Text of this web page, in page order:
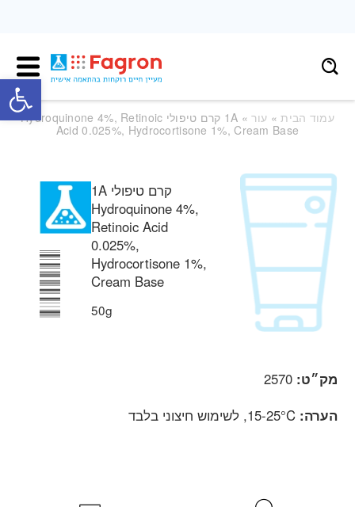
עמוד הבית» עור
» 1A קרם טיפולי Hydroquinone 4%, Retinoic
Acid 0.025%, Hydrocortisone 1%, Cream Base
1A קרם טיפולי
Hydroquinone 4%,
Retinoic Acid
0.025%,
Hydrocortisone 1%,
Cream Base
50g
מק״ט:2570
הערה:15-25°C, לשימוש חיצוני בלבד